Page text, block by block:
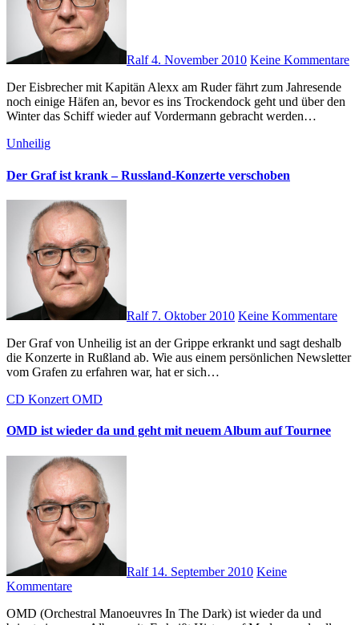
Ralf4. November 2010 Keine Kommentare
Der Eisbrecher mit Kapitän Alexx am Ruder fährt zum Jahresende
noch einige Häfen an, bevor es ins Trockendock geht und über den
Winter das Schiff wieder auf Vordermann gebracht werden…
Unheilig
Der Graf ist krank – Russland-Konzerte verschoben
Ralf 7. Oktober 2010 Keine Kommentare
Der Graf von Unheilig ist an der Grippe erkrankt und sagt deshalb
die Konzerte in Rußland ab. Wie aus einem persönlichen Newsletter
vom Grafen zu erfahren war, hat er sich…
CD Konzert OMD
OMD ist wieder da und geht mit neuem Album auf Tournee
Ralf 14. September 2010 Keine
Kommentare
OMD (Orchestral Manoeuvres In The Dark) ist wieder da und